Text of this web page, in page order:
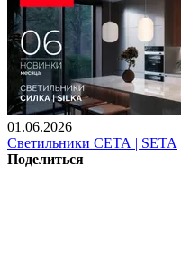
01.06.2026
Светильники СЕТА | SETA
Поделиться